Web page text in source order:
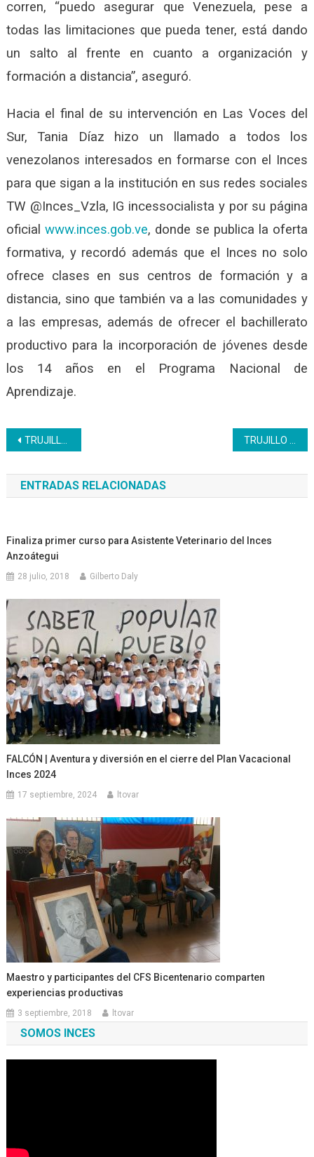
corren, “puedo asegurar que Venezuela, pese a
todas las limitaciones que pueda tener, está dando
un salto al frente en cuanto a organización y
formación a distancia”, aseguró.
Hacia el final de su intervención en Las Voces del
Sur, Tania Díaz hizo un llamado a todos los
venezolanos interesados en formarse con el Inces
para que sigan a la institución en sus redes sociales
TW @Inces_Vzla, IG incessocialista y por su página
oficialwww.inces.gob.ve, donde se publica la oferta
formativa, y recordó además que el Inces no solo
ofrece clases en sus centros de formación y a
distancia, sino que también va a las comunidades y
a las empresas, además de ofrecer el bachillerato
productivo para la incorporación de jóvenes desde
los 14 años en el Programa Nacional de
Aprendizaje.
Navegación
de
entradas
TRUJILLO | Inces forma a servidores públicos de Hidroandes
ENTRADAS RELACIONADAS
Finaliza primer curso para Asistente Veterinario del Inces
Anzoátegui
28 julio, 2018 Gilberto Daly
FALCÓN | Aventura y diversión en el cierre del Plan Vacacional
Inces 2024
17 septiembre, 2024 ltovar
Maestro y participantes del CFS Bicentenario comparten
experiencias productivas
3 septiembre, 2018 ltovar
SOMOS INCES